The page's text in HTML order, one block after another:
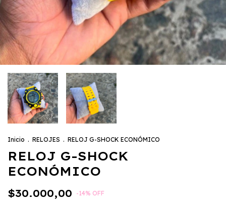
Inicio . RELOJES . RELOJ G-SHOCK ECONÓMICO
RELOJ G-SHOCK
ECONÓMICO
$30.000,00 -14% OFF